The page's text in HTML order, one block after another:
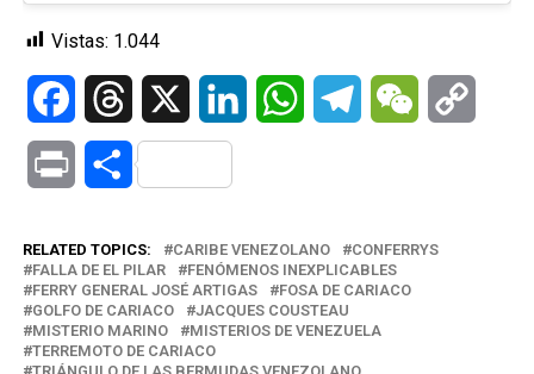
Vistas: 1.044
FacebookThreads LinkedIn WhatsAppTelegramWeChat
Print Compartir
RELATED TOPICS: CARIBE VENEZOLANO
CONFERRYS
FALLA DE EL PILAR
FENÓMENOS INEXPLICABLES
FERRY GENERAL JOSÉ ARTIGAS
FOSA DE CARIACO
GOLFO DE CARIACO
JACQUES COUSTEAU
MISTERIO MARINO
MISTERIOS DE VENEZUELA
TERREMOTO DE CARIACO